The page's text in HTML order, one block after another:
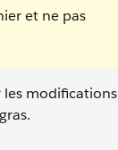
et ne pas
les modifications